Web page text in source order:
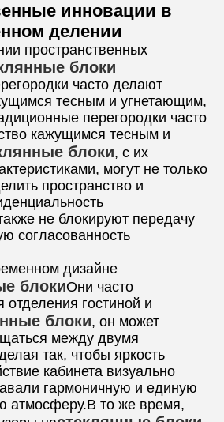
инновации в
делении
пространственных
блоки
часто делают
тесным и угнетающим,
перегородки часто
кажущимся тесным и
блоки, с их
могут не только
пространство и
не блокируют передачу
согласованность
дизайне
блокиОни часто
отделения гостиной и
блоки, он может
между двумя
так, чтобы яркость
кабинета визуально
гармоничную и единую
атмосферу.В то же время,